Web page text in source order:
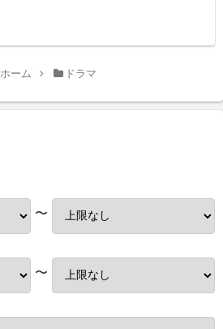
ホーム ドラマ
〜
〜